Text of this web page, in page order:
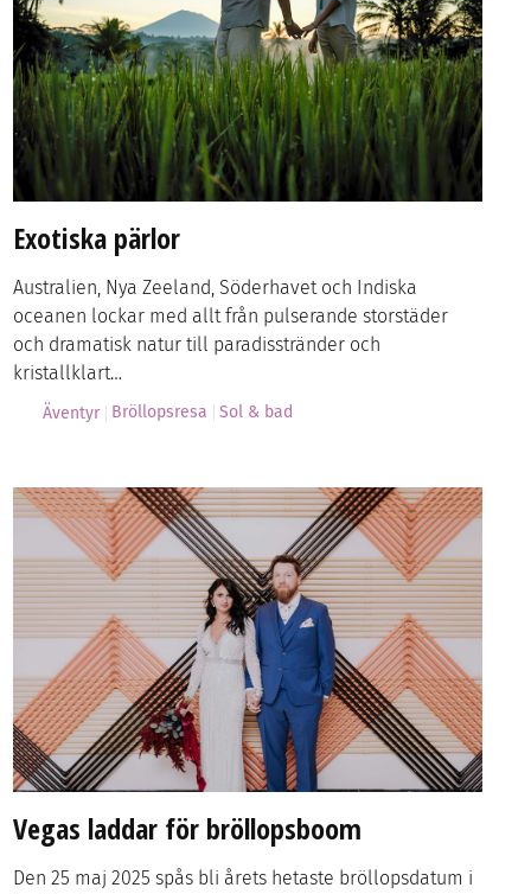
Exotiska pärlor
Australien, Nya Zeeland, Söderhavet och Indiska
oceanen lockar med allt från pulserande storstäder
och dramatisk natur till paradisstränder och
kristallklart…
Äventyr Bröllopsresa Sol & bad
Vegas laddar för bröllopsboom
Den 25 maj 2025 spås bli årets hetaste bröllopsdatum i